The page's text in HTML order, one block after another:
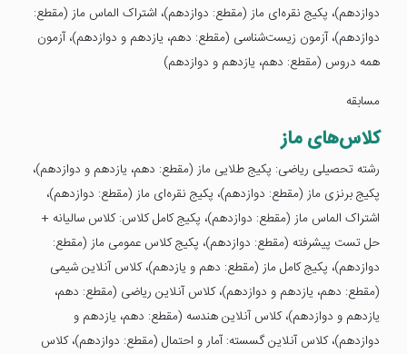
دوازدهم)، پکیج نقره‌ای ماز (مقطع: دوازدهم)، اشتراک الماس ماز (مقطع:
دوازدهم)، آزمون زیست‌شناسی (مقطع: دهم، یازدهم و دوازدهم)، آزمون
همه دروس (مقطع: دهم، یازدهم و دوازدهم)
مسابقه
کلاس‌های ماز
رشته تحصیلی ریاضی: پکیج طلایی ماز (مقطع: دهم، یازدهم و دوازدهم)،
پکیج برنزی ماز (مقطع: دوازدهم)، پکیج نقره‌ای ماز (مقطع: دوازدهم)،
اشتراک الماس ماز (مقطع: دوازدهم)، پکیج کامل کلاس: کلاس سالیانه +
حل تست پیشرفته (مقطع: دوازدهم)، پکیج کلاس عمومی ماز (مقطع:
دوازدهم)، پکیج کامل ماز (مقطع: دهم و یازدهم)، کلاس آنلاین شیمی
(مقطع: دهم، یازدهم و دوازدهم)، کلاس آنلاین ریاضی (مقطع: دهم،
یازدهم و دوازدهم)، کلاس آنلاین هندسه (مقطع: دهم، یازدهم و
دوازدهم)، کلاس آنلاین گسسته: آمار و احتمال (مقطع: دوازدهم)، کلاس